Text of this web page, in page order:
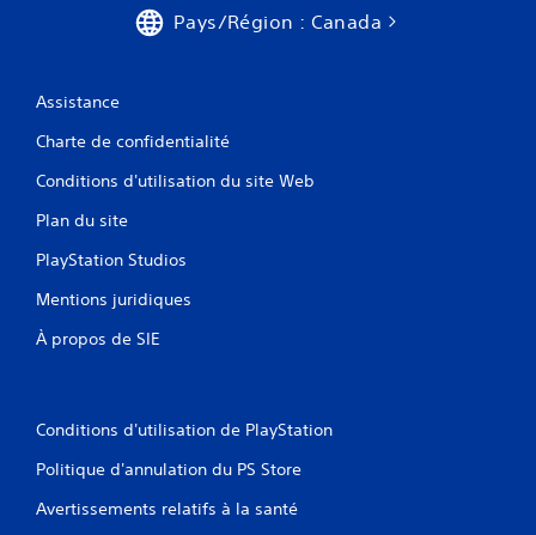
Pays/Région : Canada
Assistance
Charte de confidentialité
Conditions d'utilisation du site Web
Plan du site
PlayStation Studios
Mentions juridiques
À propos de SIE
Conditions d'utilisation de PlayStation
Politique d'annulation du PS Store
Avertissements relatifs à la santé